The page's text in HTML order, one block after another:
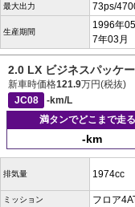
最大出力 73ps/
生産期間
1996年
7年03月
2.0 LX ビジネスパッケ
新車時価格121.9万円(税抜)
JC08
-km/L
満タンでどこまで走
-km
排気量 1974cc
ミッション フロア